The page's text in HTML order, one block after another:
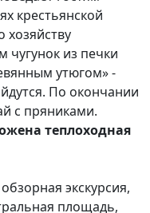
крестьянской
хозяйству
чугунок из печки
утюгом» -
По окончании
с пряниками.
теплоходная
обзорная экскурсия,
площадь,